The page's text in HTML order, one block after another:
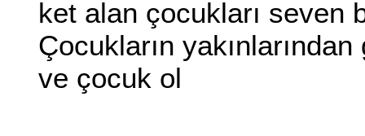
ket alan çocukları seven
Çocukların
ve çocuk ol